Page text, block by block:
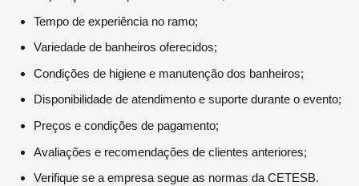
Tempo de experiência no ramo;
Variedade de banheiros oferecidos;
Condições de higiene e manutenção dos banheiros;
Disponibilidade de atendimento e suporte durante o evento;
Preços e condições de pagamento;
Avaliações e recomendações de clientes anteriores;
Verifique se a empresa segue as normas da CETESB.